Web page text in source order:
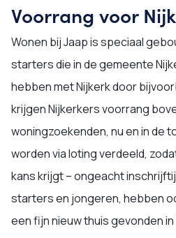
Voorrang voor
Wonen bij Jaap is speciaal
starters die in de gemeente
hebben met Nijkerk door
krijgen Nijkerkers voorrang
woningzoekenden, nu en in de
worden via loting verdeeld,
kans krijgt – ongeacht
starters en jongeren, hebben
een fijn nieuw thuis gevonden in